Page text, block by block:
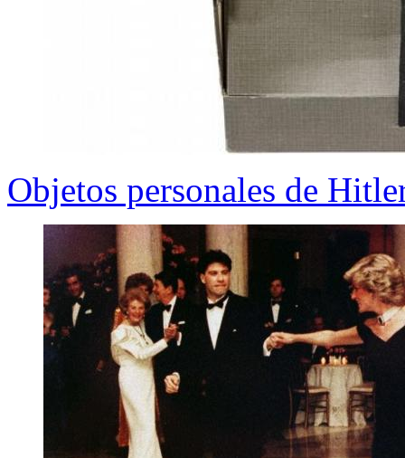
Objetos personales de